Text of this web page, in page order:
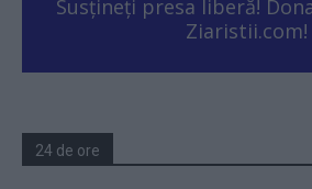
Susțineți presa liberă!
Ziaristii.com!
24 de ore